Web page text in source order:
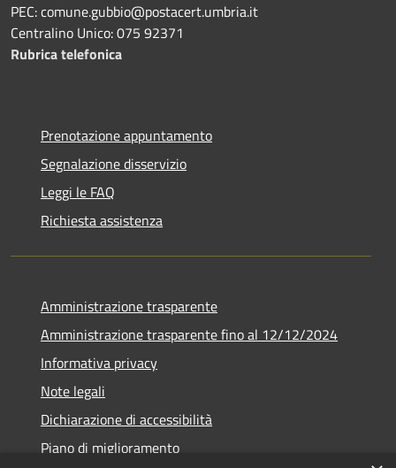
PEC: comune.gubbio@postacert.umbria.it
Centralino Unico: 075 92371
Rubrica telefonica
Prenotazione appuntamento
Segnalazione disservizio
Leggi le FAQ
Richiesta assistenza
Amministrazione trasparente
Amministrazione trasparente fino al 12/12/2024
Informativa privacy
Note legali
Dichiarazione di accessibilità
Piano di miglioramento